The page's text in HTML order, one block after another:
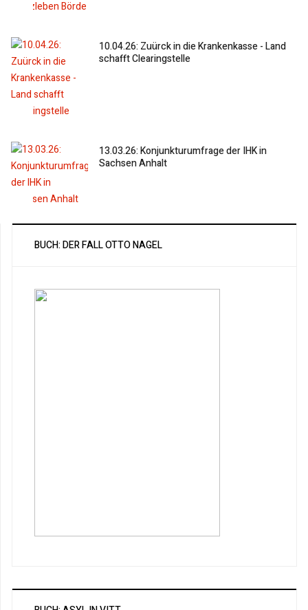
10.04.26: Zuürck in die Krankenkasse - Land
schafft Clearingstelle
13.03.26: Konjunkturumfrage der IHK in
Sachsen Anhalt
BUCH: DER FALL OTTO NAGEL